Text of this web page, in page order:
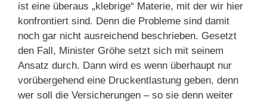
ist eine überaus „klebrige“ Materie, mit der wir hier
konfrontiert sind. Denn die Probleme sind damit
noch gar nicht ausreichend beschrieben. Gesetzt
den Fall, Minister Gröhe setzt sich mit seinem
Ansatz durch. Dann wird es wenn überhaupt nur
vorübergehend eine Druckentlastung geben, denn
wer soll die Versicherungen – so sie denn weiter